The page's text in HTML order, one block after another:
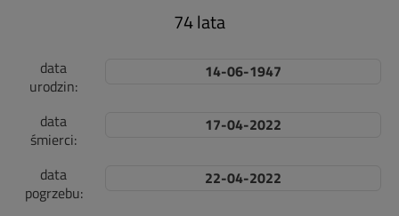
74 lata
data
urodzin:
14-06-1947
data
śmierci:
17-04-2022
data
pogrzebu:
22-04-2022